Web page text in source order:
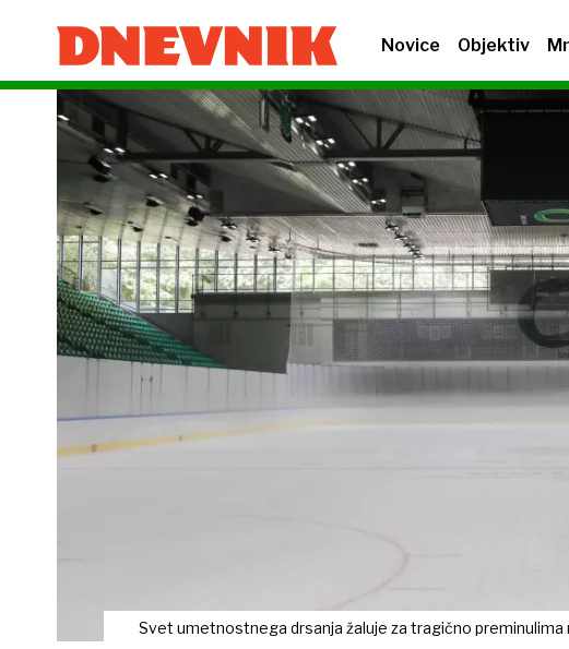
Novice Objektiv
Svet umetnostnega drsanja žaluje za tragično